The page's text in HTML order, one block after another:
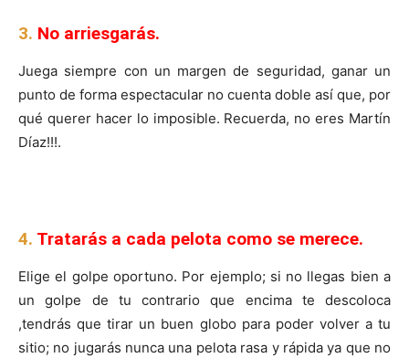
3. No arriesgarás.
Juega siempre con un margen de seguridad, ganar un
punto de forma espectacular no cuenta doble así que, por
qué querer hacer lo imposible. Recuerda, no eres Martín
Díaz!!!.
4. Tratarás a cada pelota como se merece.
Elige el golpe oportuno. Por ejemplo; si no llegas bien a
un golpe de tu contrario que encima te descoloca
,tendrás que tirar un buen globo para poder volver a tu
sitio; no jugarás nunca una pelota rasa y rápida ya que no